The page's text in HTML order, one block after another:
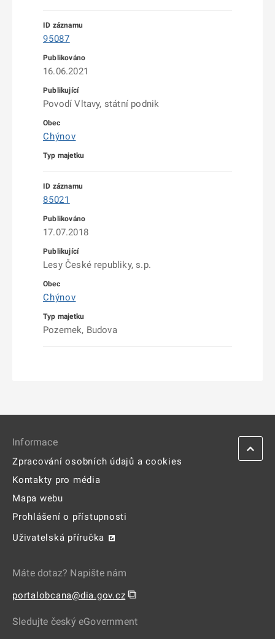
95087
16.06.2021
Povodí Vltavy, státní podnik
Chýnov
85021
17.07.2018
Lesy České republiky, s.p.
Chýnov
Pozemek, Budova
Informace
Zpracování osobních údajů a cookies
Kontakty pro média
Mapa webu
Prohlášení o přístupnosti
Uživatelská příručka
Máte dotaz? Napište nám
portalobcana@dia.gov.cz ⧉
Sledujte český eGovernment